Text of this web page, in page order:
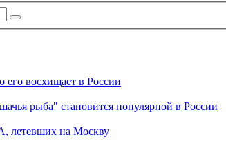
его восхищает в России
рыба" становится популярной в России
на Москву